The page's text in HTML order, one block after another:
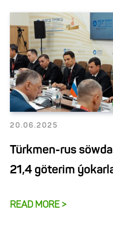
20.06.2025
Türkmen-rus
21,4 göterim
READ MORE >